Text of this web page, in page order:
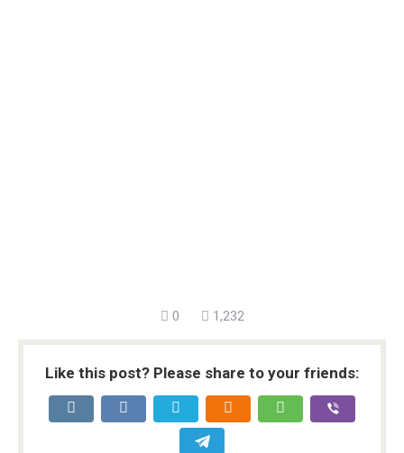
0 1,232
Like this post? Please share to your friends: